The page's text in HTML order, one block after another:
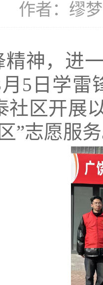
作者：缪
精神，进
5 日学雷
社区开展
”志愿服